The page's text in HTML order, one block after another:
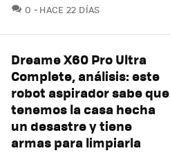
0 COMENTARIOS
HACE 22 DÍAS
Dreame X60 Pro Ultra
Complete, análisis: este
robot aspirador sabe que
tenemos la casa hecha
un desastre y tiene
armas para limpiarla